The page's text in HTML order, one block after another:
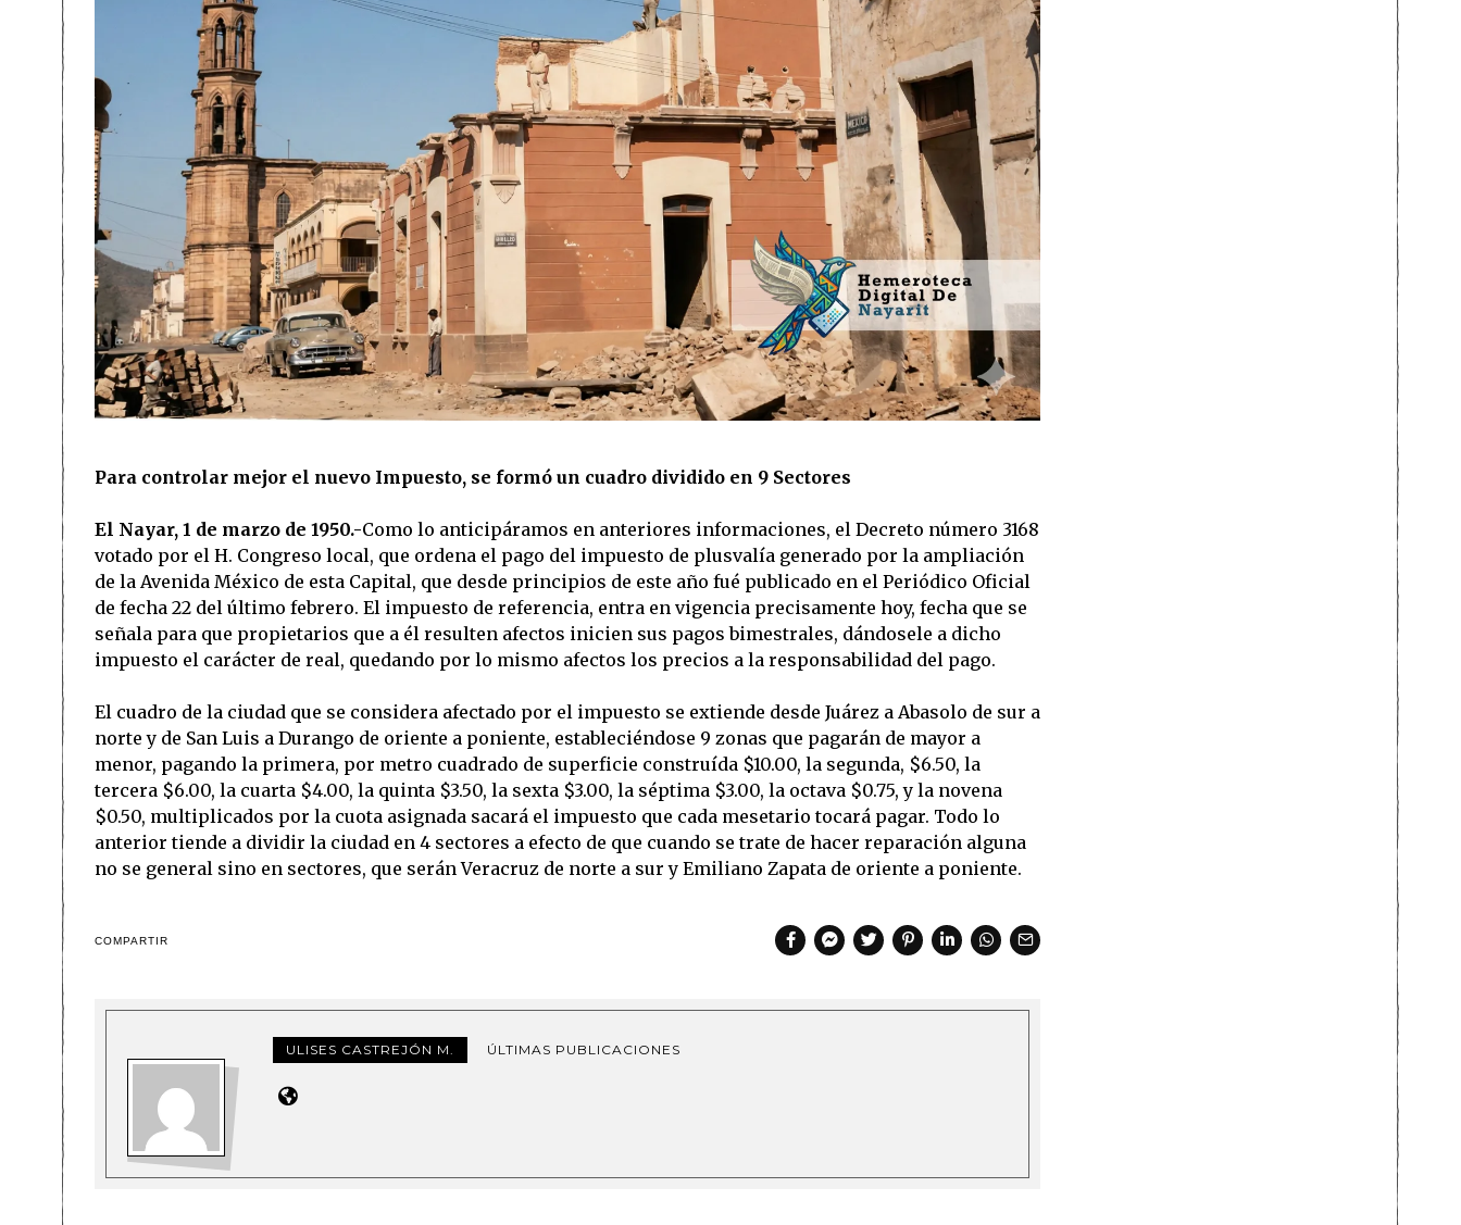
Para controlar mejor el nuevo Impuesto, se formó un cuadro dividido en 9 Sectores
El Nayar, 1 de marzo de 1950.-Como lo anticipáramos en anteriores informaciones, el Decreto número 3168
votado por el H. Congreso local, que ordena el pago del impuesto de plusvalía generado por la ampliación
de la Avenida México de esta Capital, que desde principios de este año fué publicado en el Periódico Oficial
de fecha 22 del último febrero. El impuesto de referencia, entra en vigencia precisamente hoy, fecha que se
señala para que propietarios que a él resulten afectos inicien sus pagos bimestrales, dándosele a dicho
impuesto el carácter de real, quedando por lo mismo afectos los precios a la responsabilidad del pago.
El cuadro de la ciudad que se considera afectado por el impuesto se extiende desde Juárez a Abasolo de sur a
norte y de San Luis a Durango de oriente a poniente, estableciéndose 9 zonas que pagarán de mayor a
menor, pagando la primera, por metro cuadrado de superficie construída $10.00, la segunda, $6.50, la
tercera $6.00, la cuarta $4.00, la quinta $3.50, la sexta $3.00, la séptima $3.00, la octava $0.75, y la novena
$0.50, multiplicados por la cuota asignada sacará el impuesto que cada mesetario tocará pagar. Todo lo
anterior tiende a dividir la ciudad en 4 sectores a efecto de que cuando se trate de hacer reparación alguna
no se general sino en sectores, que serán Veracruz de norte a sur y Emiliano Zapata de oriente a poniente.
COMPARTIR
ULISES CASTREJÓN M. ÚLTIMAS PUBLICACIONES